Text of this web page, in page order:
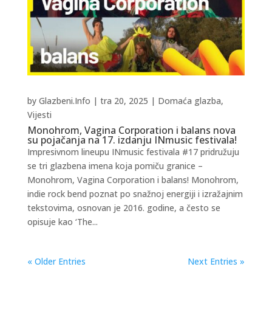
Monohrom, Vagina Corporation i balans nova
su pojačanja na 17. izdanju INmusic festivala!
by Glazbeni.Info | tra 20, 2025 | Domaća glazba,
Vijesti
Impresivnom lineupu INmusic festivala #17 pridružuju
se tri glazbena imena koja pomiču granice –
Monohrom, Vagina Corporation i balans! Monohrom,
indie rock bend poznat po snažnoj energiji i izražajnim
tekstovima, osnovan je 2016. godine, a često se
opisuje kao ‘The...
« Older Entries Next Entries »